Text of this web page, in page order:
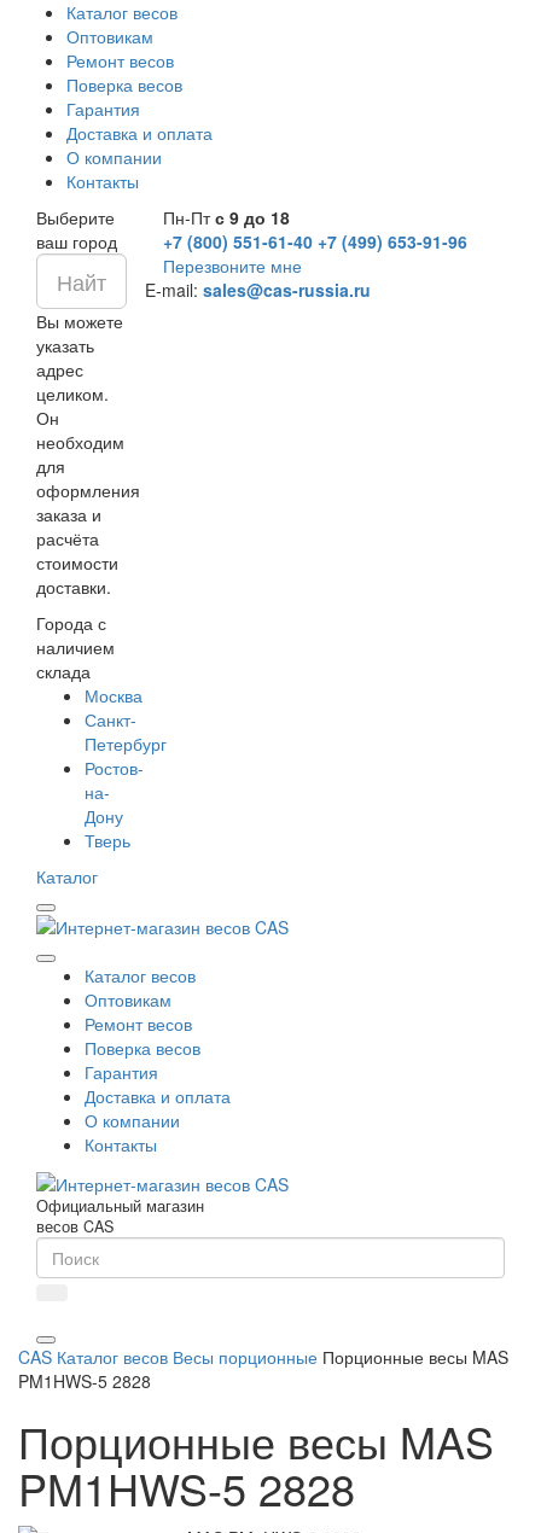
Каталог весов
Оптовикам
Ремонт весов
Поверка весов
Гарантия
Доставка и оплата
О компании
Контакты
Выберите
ваш город
Вы можете
указать
адрес
целиком.
Он
необходим
для
оформления
заказа и
расчёта
стоимости
доставки.
Города с
наличием
склада
Москва
Санкт-
Петербург
Ростов-
на-
Дону
Тверь
Пн-Птс 9 до 18
+7 (800) 551-61-40 +7 (499) 653-91-96
Перезвоните мне
E-mail: sales@cas-russia.ru
Каталог
Каталог весов
Оптовикам
Ремонт весов
Поверка весов
Гарантия
Доставка и оплата
О компании
Контакты
Официальный магазин
весов CAS
CAS Каталог весов Весы порционные Порционные весы MAS
PM1HWS-5 2828
Порционные весы MAS
PM1HWS-5 2828